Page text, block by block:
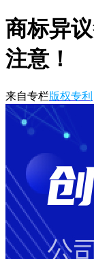
商标异
注意！
来自专栏版权专利